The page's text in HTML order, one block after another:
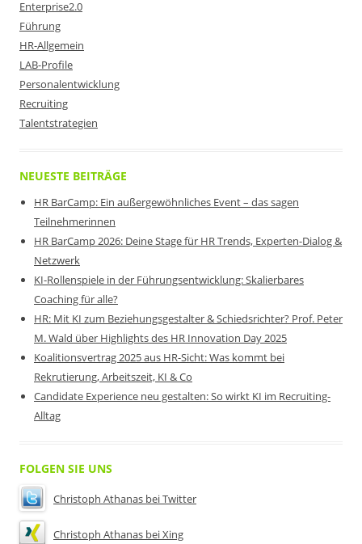
Enterprise2.0
Führung
HR-Allgemein
LAB-Profile
Personalentwicklung
Recruiting
Talentstrategien
NEUESTE BEITRÄGE
HR BarCamp: Ein außergewöhnliches Event – das sagen
Teilnehmerinnen
HR BarCamp 2026: Deine Stage für HR Trends, Experten-Dialog &
Netzwerk
KI-Rollenspiele in der Führungsentwicklung: Skalierbares
Coaching für alle?
HR: Mit KI zum Beziehungsgestalter & Schiedsrichter? Prof. Peter
M. Wald über Highlights des HR Innovation Day 2025
Koalitionsvertrag 2025 aus HR-Sicht: Was kommt bei
Rekrutierung, Arbeitszeit, KI & Co
Candidate Experience neu gestalten: So wirkt KI im Recruiting-
Alltag
FOLGEN SIE UNS
Christoph Athanas bei Twitter
Christoph Athanas bei Xing